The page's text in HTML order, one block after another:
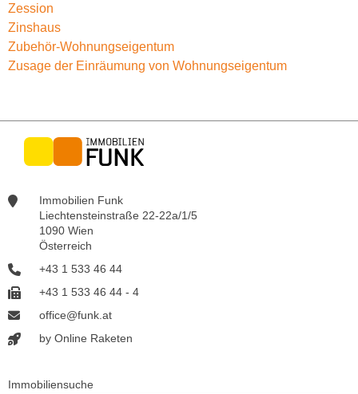
Zession
Zinshaus
Zubehör-Wohnungseigentum
Zusage der Einräumung von Wohnungseigentum
Immobilien Funk
Liechtensteinstraße 22-22a/1/5
1090 Wien
Österreich
+43 1 533 46 44
+43 1 533 46 44 - 4
office@funk.at
by Online Raketen
Immobiliensuche